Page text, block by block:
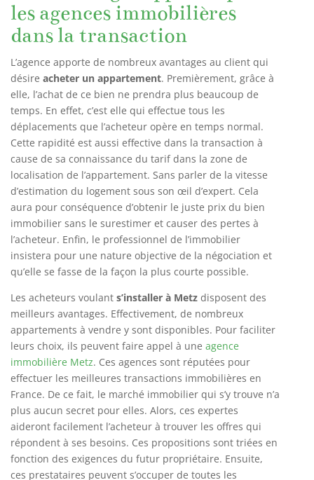
les agences immobilières
dans la transaction
L’agence apporte de nombreux avantages au client qui
désire acheter un appartement. Premièrement, grâce à
elle, l’achat de ce bien ne prendra plus beaucoup de
temps. En effet, c’est elle qui effectue tous les
déplacements que l’acheteur opère en temps normal.
Cette rapidité est aussi effective dans la transaction à
cause de sa connaissance du tarif dans la zone de
localisation de l’appartement. Sans parler de la vitesse
d’estimation du logement sous son œil d’expert. Cela
aura pour conséquence d’obtenir le juste prix du bien
immobilier sans le surestimer et causer des pertes à
l’acheteur. Enfin, le professionnel de l’immobilier
insistera pour une nature objective de la négociation et
qu’elle se fasse de la façon la plus courte possible.
Les acheteurs voulant s’installer à Metz disposent des
meilleurs avantages. Effectivement, de nombreux
appartements à vendre y sont disponibles. Pour faciliter
leurs choix, ils peuvent faire appel à une agence
immobilière Metz. Ces agences sont réputées pour
effectuer les meilleures transactions immobilières en
France. De ce fait, le marché immobilier qui s’y trouve n’a
plus aucun secret pour elles. Alors, ces expertes
aideront facilement l’acheteur à trouver les offres qui
répondent à ses besoins. Ces propositions sont triées en
fonction des exigences du futur propriétaire. Ensuite,
ces prestataires peuvent s’occuper de toutes les